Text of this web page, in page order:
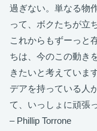
過ぎない。単なる物
って、ボクたちが立
これからもずーっと
ちは、今のこの動き
きたいと考えていま
デアを持っている人
て、いっしょに頑張
– Phillip Torrone